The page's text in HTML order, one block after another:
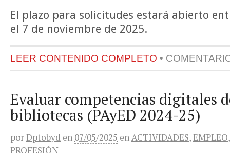
El plazo para solicitudes estará abierto
el 7 de noviembre de 2025.
LEER CONTENIDO COMPLETO •
Evaluar competencias digitales
bibliotecas (PAyED 2024-25)
porDptobyd en 07/05/2025 enACTIVIDADES,EMPLEO
PROFESIÓN